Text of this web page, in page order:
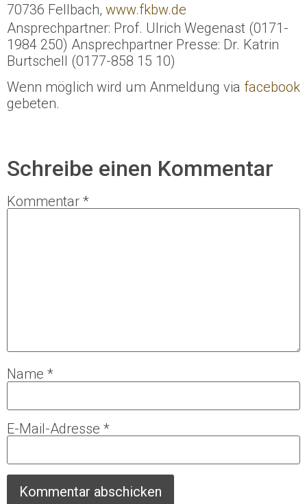
70736 Fellbach, www.fkbw.de
Ansprechpartner: Prof. Ulrich Wegenast (0171-
1984 250) Ansprechpartner Presse: Dr. Katrin
Burtschell (0177-858 15 10)
Wenn möglich wird um Anmeldung via facebook
gebeten.
Schreibe einen Kommentar
Kommentar *
Name *
E-Mail-Adresse *